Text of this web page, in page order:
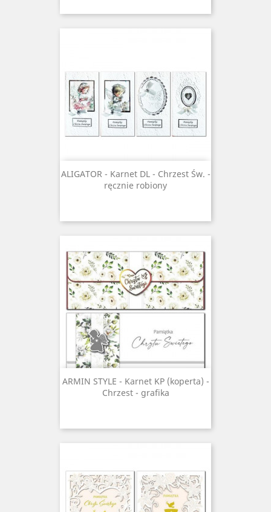
ALIGATOR - Karnet DL - Chrzest Św. -
ręcznie robiony
ARMIN STYLE - Karnet KP (koperta) -
Chrzest - grafika